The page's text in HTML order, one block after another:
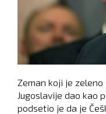
Zeman koji je
Jugoslavije dao kao
podsetio je da je